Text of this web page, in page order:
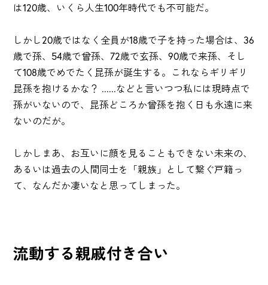
は120歳、いくら人生100年時代でも不可能だ。
しかし20歳ではなく全員が18歳で子を持った場合は、36
歳で孫、54歳で曾孫、72歳で玄孫、90歳で来孫、そし
て108歳でめでたく昆孫が誕生する。これならギリギリ
昆孫を抱けるかな？ ......などと言いつつ私には現時点で
孫がいないので、昆孫どころか曾孫を抱く日も永遠に来
ないのだが。
しかしまあ、お互いに顔を見ることもできない未来の、
あるいは過去の人間同士を「親族」として繋ぐ戸籍っ
て、なんだか凄いなと思ってしまった。
流動する親戚付き合い